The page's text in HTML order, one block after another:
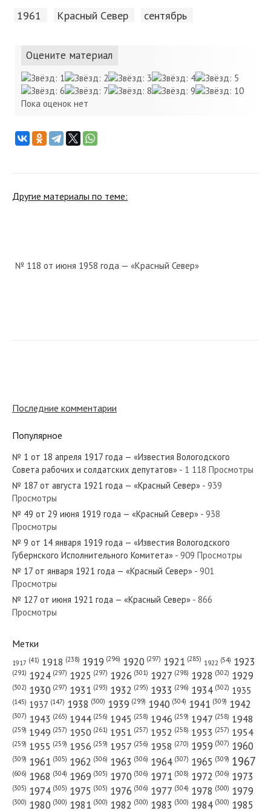
1961 Красный Cевер сентябрь
Оцените материал
Пока оценок нет
Другие материалы по теме:
№ 118 от июня 1958 года — «Красный Север»
№ 21 от января 1963 года — «Красный Север»
№ 71 от марта 1939 года — «Красный Север»
№ 139 от июля 1948 года — «Красный Север»
№ 51 от марта 1950 года — «Красный Север»
№ 135 от июня 1928 года — «Красный Север»
Последние комментарии
Популярное
№ 1 от 18 апреля 1917 года — «Известия Вологодского
Совета рабочих и солдатских депутатов» - 1 118 Просмотры
№ 187 от августа 1921 года — «Красный Север» - 939
Просмотры
№ 49 от 29 июня 1919 года — «Красный Север» - 938
Просмотры
№ 9 от 14 января 1919 года — «Известия Вологодского
Губернского Исполнительного Комитета» - 909 Просмотры
№ 17 от января 1921 года — «Красный Север» - 901
Просмотры
№ 127 от июня 1921 года — «Красный Север» - 866
Просмотры
Метки
1917 (41) 1918 (238) 1919 (296) 1920 (297) 1921 (285) 1922 (54) 1923
(291) 1924 (297) 1925 (297) 1926 (301) 1927 (298) 1928 (302) 1929
(302) 1930 (297) 1931 (293) 1932 (295) 1933 (296) 1934 (302) 1935
(145) 1937 (147) 1938 (300) 1939 (299) 1940 (304) 1941 (309) 1942
(307) 1943 (265) 1944 (256) 1945 (258) 1946 (259) 1947 (258) 1948
(259) 1949 (257) 1950 (261) 1951 (257) 1952 (258) 1953 (257) 1954
(259) 1955 (259) 1956 (259) 1957 (256) 1958 (270) 1959 (307) 1960
(309) 1961 (305) 1962 (306) 1963 (306) 1964 (307) 1965 (309) 1967
(606) 1968 (304) 1969 (305) 1970 (306) 1971 (308) 1972 (306) 1973
(305) 1974 (305) 1975 (305) 1976 (306) 1977 (304) 1978 (300) 1979
(300) 1980 (300) 1981 (300) 1982 (300) 1983 (300) 1984 (300) 1985